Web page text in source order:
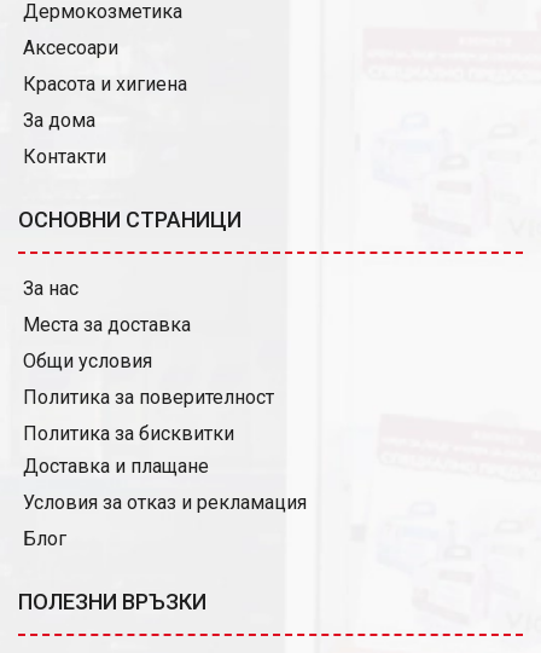
Дермокозметика
Аксесоари
Красота и хигиена
За дома
Контакти
ОСНОВНИ СТРАНИЦИ
За нас
Места за доставка
Общи условия
Политика за поверителност
Политика за бисквитки
Доставка и плащане
Условия за отказ и рекламация
Блог
ПОЛЕЗНИ ВРЪЗКИ